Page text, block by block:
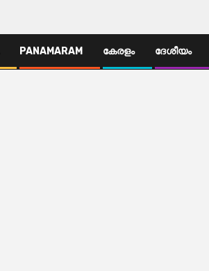
PANAMARAM കേരളം ദേശീയം